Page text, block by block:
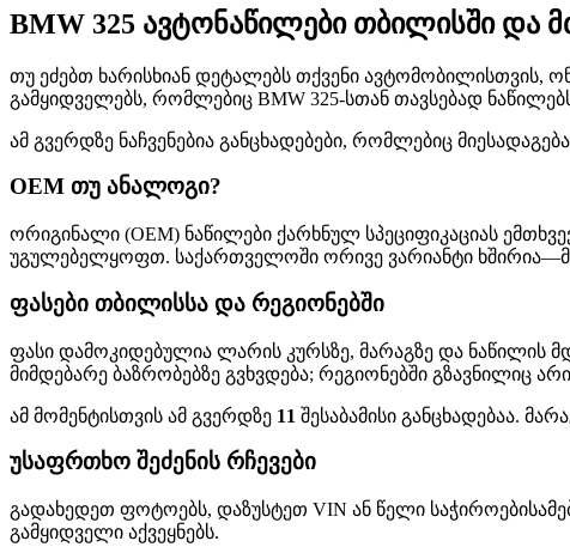
BMW 325 ავტონაწილები თბილისში და
თუ ეძებთ ხარისხიან დეტალებს თქვენი ავტომობილისთვის,
გამყიდველებს, რომლებიც BMW 325-სთან თავსებად
ამ გვერდზე ნაჩვენებია განცხადებები, რომლებიც
OEM თუ ანალოგი?
ორიგინალი (OEM) ნაწილები ქარხნულ სპეციფიკაციას
უგულებელყოფთ. საქართველოში ორივე ვარიანტი
ფასები თბილისსა და რეგიონებში
ფასი დამოკიდებულია ლარის კურსზე, მარაგზე და ნაწილის
მიმდებარე ბაზრობებზე გვხვდება; რეგიონებში გზავნილიც
ამ მომენტისთვის ამ გვერდზე 11 შესაბამისი განცხადებაა.
უსაფრთხო შეძენის რჩევები
გადახედეთ ფოტოებს, დაზუსტეთ VIN ან წელი
გამყიდველი აქვეყნებს.